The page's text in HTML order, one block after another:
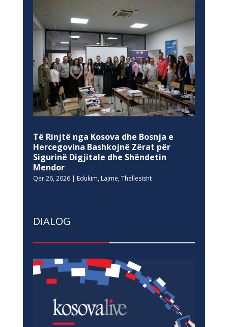
Të Rinjtë nga Kosova dhe Bosnja e
Hercegovina Bashkojnë Zërat për
Sigurinë Digjitale dhe Shëndetin
Mendor
Qer 26, 2026| Edukim, Lajme, Thellesisht
DIALOG